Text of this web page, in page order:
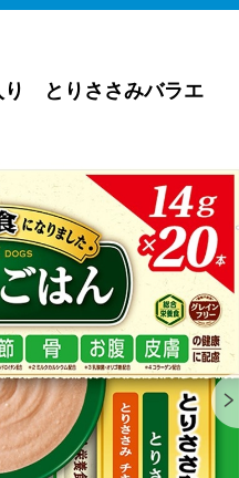
とりささみバラエ